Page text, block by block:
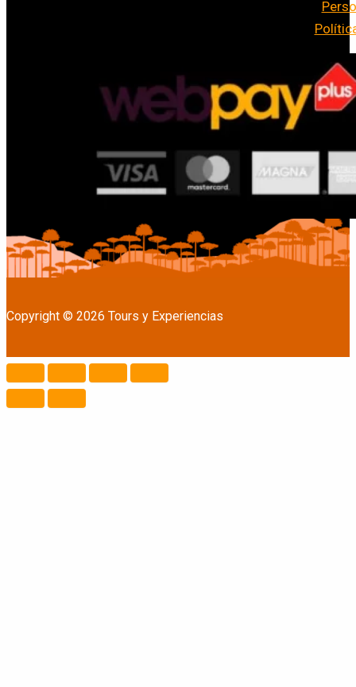
Copyright © 2026 Tours y Experiencias